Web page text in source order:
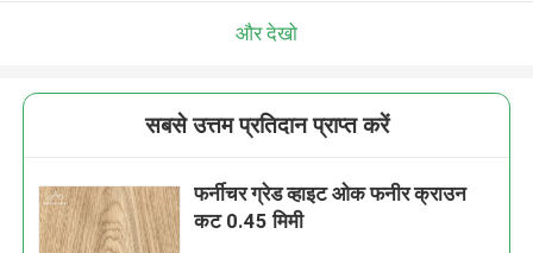
और देखो
सबसे उत्तम प्रतिदान प्राप्त करें
फर्नीचर ग्रेड व्हाइट ओक फनीर क्राउन
कट 0.45 मिमी